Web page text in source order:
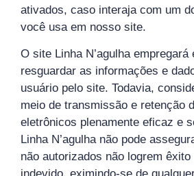
ativados, caso interaja com um
você usa em nosso site.
O site Linha N’agulha
resguardar as informações e
usuário pelo site. Todavia,
meio de transmissão e retenção
eletrônicos plenamente eficaz e
Linha N’agulha não pode
não autorizados não logrem